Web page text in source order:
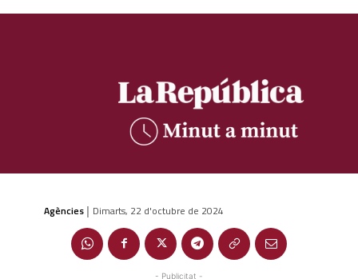
Agències | Dimarts, 22 d'octubre de 2024
- Publicitat -